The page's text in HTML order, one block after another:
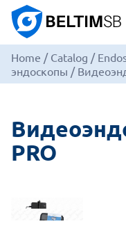
Home / Catalog /
эндоскопы /
PRO